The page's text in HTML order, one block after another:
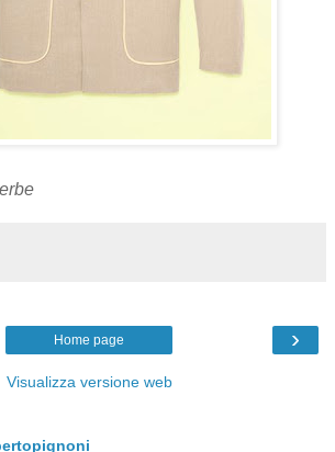
›
Home page
Visualizza versione web